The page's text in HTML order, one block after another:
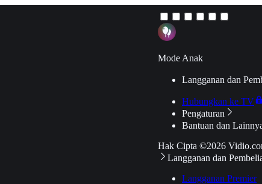
Mode Anak
Langganan dan
Hubungkan ke TV
Pengaturan
Bantuan dan
Hak Cipta ©2026
Langganan dan
Langganan Premier